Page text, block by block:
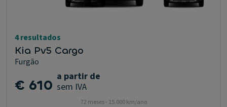
4 resultados
Kia Pv5 Cargo
Furgão
€ 610 a partir de
sem IVA
72 meses - 15.000 km/ano